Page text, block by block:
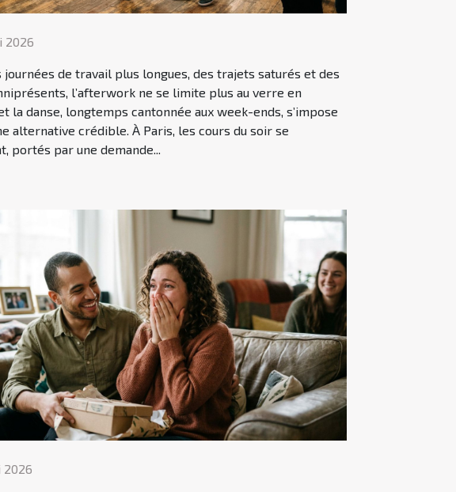
2026
journées de travail plus longues, des trajets saturés et des
l’afterwork ne se limite plus au verre en
la danse, longtemps cantonnée aux week-ends, s’impose
alternative crédible. À Paris, les cours du soir se
portés par une demande...
2026